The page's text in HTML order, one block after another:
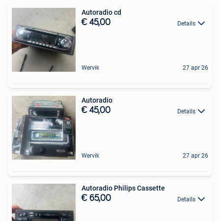
Autoradio cd
€ 45,00 Details
Wervik 27 apr 26
Autoradio
€ 45,00 Details
Wervik 27 apr 26
Autoradio Philips Cassette
€ 65,00 Details